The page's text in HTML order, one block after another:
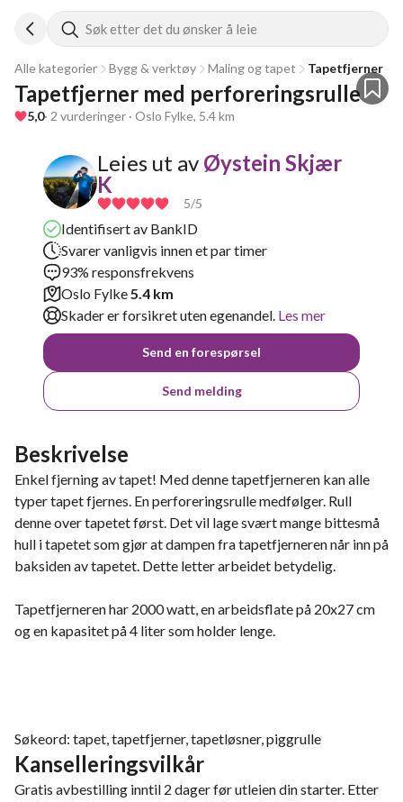
Søk etter det du ønsker å leie
Alle kategorier Bygg & verktøy Maling og tapet Tapetfjerner
Tapetfjerner med perforeringsrulle
5,0· 2 vurderinger · Oslo Fylke, 5.4 km
Leies ut av Øystein Skjær
K
5/5
Identifisert av BankID
Svarer vanligvis innen et par timer
93% responsfrekvens
Oslo Fylke5.4 km
Skader er forsikret uten egenandel. Les mer
Send en forespørsel
Send melding
Beskrivelse
Enkel fjerning av tapet! Med denne tapetfjerneren kan alle
typer tapet fjernes. En perforeringsrulle medfølger. Rull
denne over tapetet først. Det vil lage svært mange bittesmå
hull i tapetet som gjør at dampen fra tapetfjerneren når inn på
baksiden av tapetet. Dette letter arbeidet betydelig.
Tapetfjerneren har 2000 watt, en arbeidsflate på 20x27 cm
og en kapasitet på 4 liter som holder lenge.
Søkeord: tapet, tapetfjerner, tapetløsner, piggrulle
Kanselleringsvilkår
Gratis avbestilling inntil 2 dager før utleien din starter. Etter